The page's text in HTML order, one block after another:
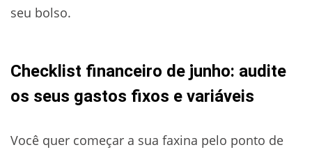
seu bolso.
Checklist financeiro de junho: audite
os seus gastos fixos e variáveis
Você quer começar a sua faxina pelo ponto de